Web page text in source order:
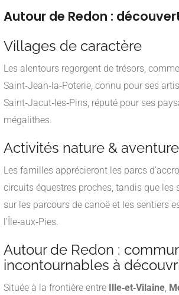
Autour de Redon :
Villages de caractère
Les alentours regorgent de trésors, comme
Saint‑Jean‑la‑Poterie, connu pour ses
Saint‑Jacut‑les‑Pins, réputé pour ses
mégalithes.
Activités nature & aventure
Les familles apprécieront les parcs
circuits équestres proches, tandis que les
sur les parcours de canoë et les sentiers
l’Île‑aux‑Pies.
Autour de Redon :
incontournables à
Située à la frontière entre Ille‑et‑Vilaine